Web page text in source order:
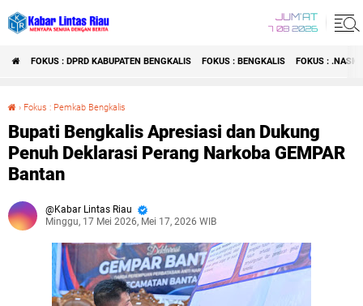
JUM'AT
7 08 2026
FOKUS : DPRD KABUPATEN BENGKALIS FOKUS : BENGKALIS FOKUS :
› Fokus : Pemkab Bengkalis
Bupati Bengkalis Apresiasi dan Dukung
Penuh Deklarasi Perang Narkoba GEMPAR
Bantan
Kabar Lintas Riau
Minggu, 17 Mei 2026, Mei 17, 2026 WIB